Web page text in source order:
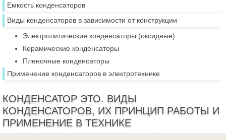
Емкость конденсаторов
Виды конденсаторов в зависимости от конструкции
Электролитические конденсаторы (оксидные)
Керамические конденсаторы
Пленочные конденсаторы
Применение конденсаторов в электротехнике
КОНДЕНСАТОР ЭТО. ВИДЫ
КОНДЕНСАТОРОВ, ИХ ПРИНЦИП РАБОТЫ И
ПРИМЕНЕНИЕ В ТЕХНИКЕ